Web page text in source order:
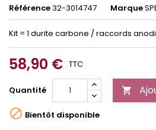
Référence32-3014747 Marque
Kit = 1 durite carbone / raccords
58,90 € TTC
Quantité 
 Bientôt disponible